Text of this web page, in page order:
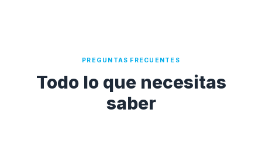
PREGUNTAS FRECUENTES
Todo lo que necesitas
saber